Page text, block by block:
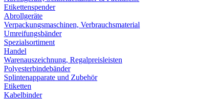
Etikettenspender
Abrollgeräte
Verpackungsmaschinen, Verbrauchsmaterial
Umreifungsbänder
Spezialsortiment
Handel
Warenauszeichnung, Regalpreisleisten
Polyesterbindebänder
Splintenapparate und Zubehör
Etiketten
Kabelbinder